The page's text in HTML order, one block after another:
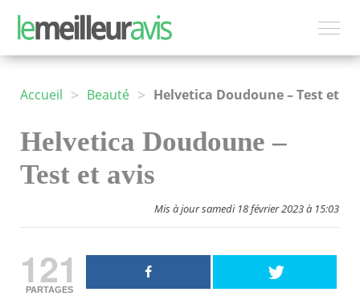
Accueil > Beauté >
Helvetica Doudoune –
Test et avis
Mis à jour samedi 18 février 2023 à 15:03
121
PARTAGES